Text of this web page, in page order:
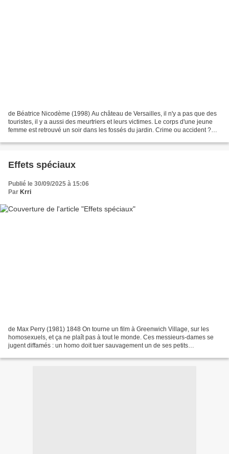
de Béatrice Nicodème (1998) Au château de Versailles, il n'y a pas que des
touristes, il y a aussi des meurtriers et leurs victimes. Le corps d'une jeune
femme est retrouvé un soir dans les fossés du jardin. Crime ou accident ?
Effets spéciaux
Publié le 30/09/2025 à 15:06
Par Krri
de Max Perry (1981) 1848 On tourne un film à Greenwich Village, sur les
homosexuels, et ça ne plaît pas à tout le monde. Ces messieurs-dames se
jugent diffamés : un homo doit tuer sauvagement un de ses petits